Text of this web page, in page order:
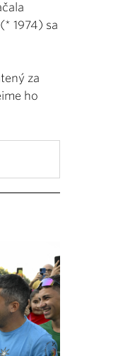
1974) sa
za
ho